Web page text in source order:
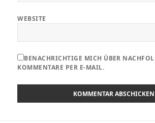
WEBSITE
BENACHRICHTIGE MICH ÜBER
KOMMENTARE PER E-MAIL.